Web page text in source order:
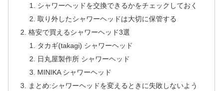
シャワーヘッドを交換できるかをチェックしておく
取り外したシャワーヘッドは大切に保管する
格安で買えるシャワーヘッド3選
タカギ(takagi) シャワーヘッド
日丸屋製作所 シャワーヘッド
MINIKA シャワーヘッド
まとめ:シャワーヘッドを変えるときに失敗しないよう